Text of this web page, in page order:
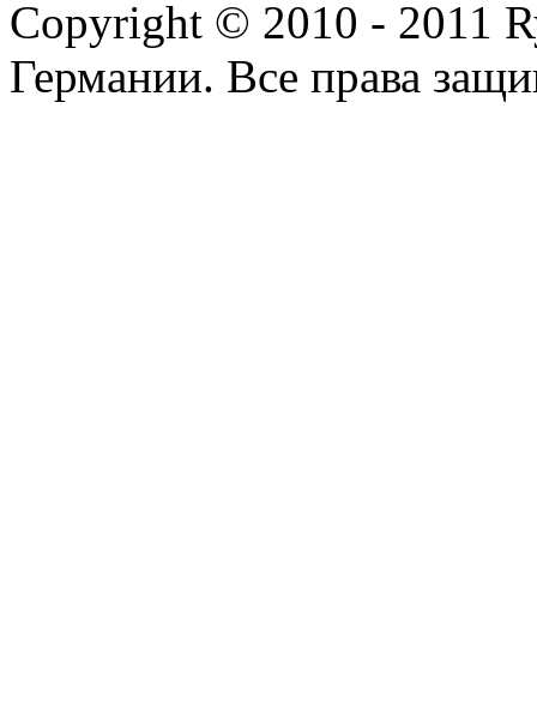
Copyright © 2010 - 2011
Германии. Все права